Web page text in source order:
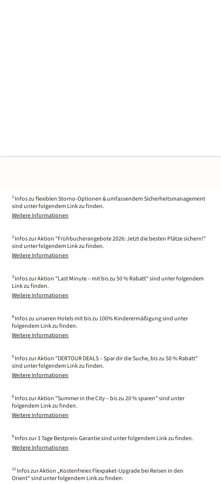
1 Infos zu flexiblen Storno-Optionen & umfassendem Sicherheitsmanagement
sind unter folgendem Link zu finden.
Weitere Informationen
2 Infos zur Aktion "Frühbucherangebote 2026: Jetzt die besten Plätze sichern!"
sind unter folgendem Link zu finden.
Weitere Informationen
3 Infos zur Aktion "Last Minute – mit bis zu 50 % Rabatt" sind unter folgendem
Link zu finden.
Weitere Informationen
4 Infos zu unseren Hotels mit bis zu 100% Kinderermäßigung sind unter
folgendem Link zu finden.
Weitere Informationen
5 Infos zur Aktion "DERTOUR DEALS – Spar dir die Suche, bis zu 50 % Rabatt"
sind unter folgendem Link zu finden.
Weitere Informationen
6 Infos zur Aktion "Summer in the City – bis zu 20 % sparen" sind unter
folgendem Link zu finden.
Weitere Informationen
9 Infos zur 3 Tage Bestpreis-Garantie sind unter folgendem Link zu finden.
Weitere Informationen
11 Infos zur Aktion „Kostenfreies Flexpaket-Upgrade bei Reisen in den
Orient“ sind unter folgendem Link zu finden: